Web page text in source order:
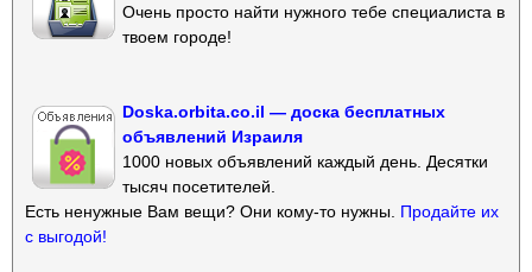
Очень просто найти нужного тебе специалиста в
твоем городе!
Doska.orbita.co.il — доска бесплатных
объявлений Израиля
1000 новых объявлений каждый день. Десятки
тысяч посетителей.
Есть ненужные Вам вещи? Они кому-то нужны. Продайте их
с выгодой!